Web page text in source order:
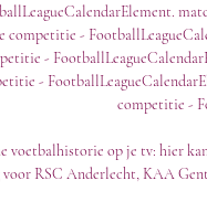
competitie -
-
-
competitie -
voetbalhistorie op je tv: hier
voor RSC Anderlecht, KAA